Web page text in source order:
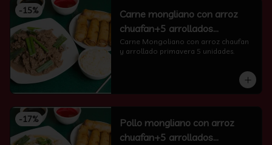
-15%
Carne mongliano con arroz
chuafan+5 arrollados
primavera
Carne Mongoliano con arroz chaufan
y arrollado primavera 5 unidades.
-17%
Pollo mongliano con arroz
chuafan+5 arrollados